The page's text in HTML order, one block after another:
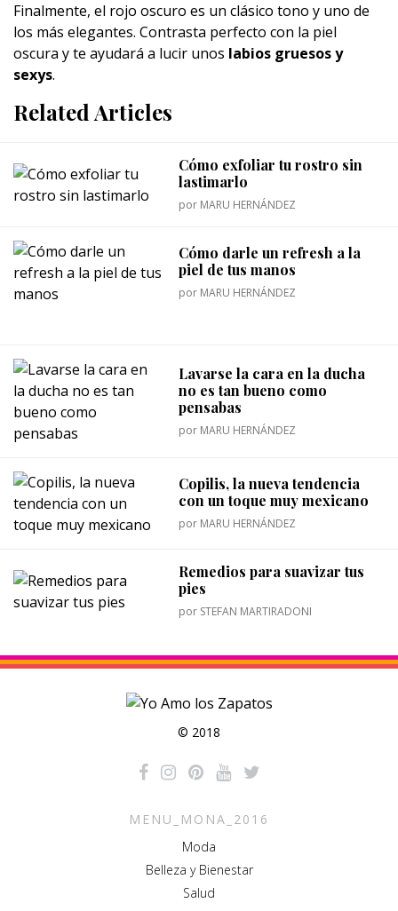
Finalmente, el rojo oscuro es un clásico tono y uno de
los más elegantes. Contrasta perfecto con la piel
oscura y te ayudará a lucir unos labios gruesos y
sexys.
Related Articles
Cómo exfoliar tu rostro sin
lastimarlo
por MARU HERNÁNDEZ
Cómo darle un refresh a la
piel de tus manos
por MARU HERNÁNDEZ
Lavarse la cara en la ducha
no es tan bueno como
pensabas
por MARU HERNÁNDEZ
Copilis, la nueva tendencia
con un toque muy mexicano
por MARU HERNÁNDEZ
Remedios para suavizar tus
pies
por STEFAN MARTIRADONI
© 2018
MENU_MONA_2016
Moda
Belleza y Bienestar
Salud